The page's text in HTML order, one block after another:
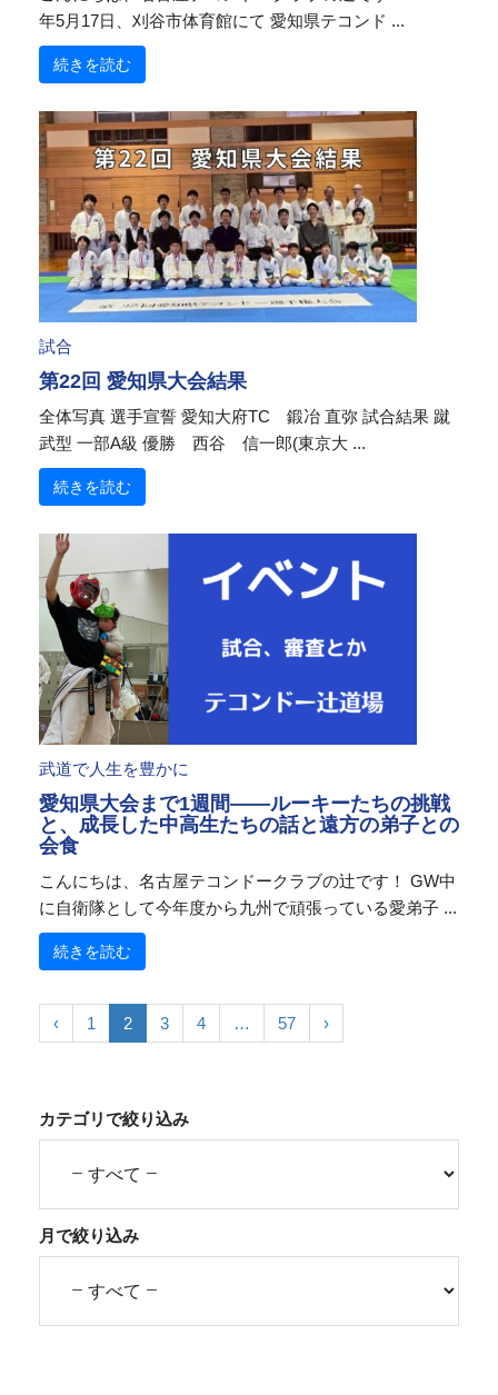
年5月17日、刈谷市体育館にて 愛知県テコンド ...
続きを読む
試合
第22回 愛知県大会結果
全体写真 選手宣誓 愛知大府TC 鍛冶 直弥 試合結果 蹴
武型 一部A級 優勝 西谷 信一郎(東京大 ...
続きを読む
武道で人生を豊かに
愛知県大会まで1週間——ルーキーたちの挑戦
と、成長した中高生たちの話と遠方の弟子との
会食
こんにちは、名古屋テコンドークラブの辻です！ GW中
に自衛隊として今年度から九州で頑張っている愛弟子 ...
続きを読む
‹ 1 2 3 4 … 57 ›
カテゴリで絞り込み
月で絞り込み